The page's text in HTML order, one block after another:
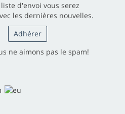
d'envoi vous serez
les dernières nouvelles.
ne aimons pas le spam!